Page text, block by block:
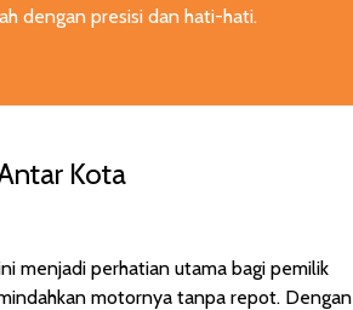
dengan presisi dan hati-hati.
Kota
menjadi perhatian utama bagi pemilik
motornya tanpa repot. Dengan